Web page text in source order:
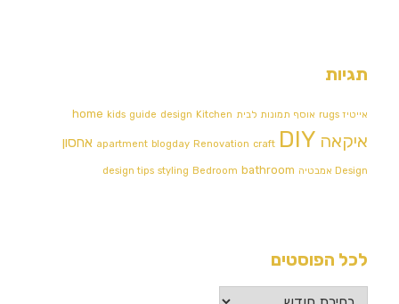
תגיות
אייטיז rugs אוסף תמונות לבית home kids guide design Kitchen
איקאה apartment blogday Renovation craft DIY אחסון
Design אמבטיה design tips styling Bedroom bathroom
לכל הפוסטים
לכל